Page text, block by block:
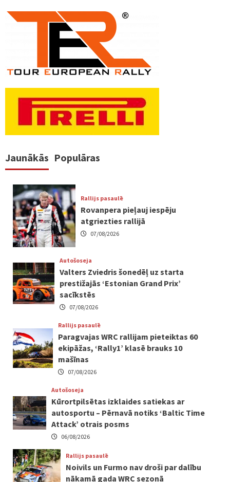
Jaunākās Populāras
Rallijs pasaulē
Rovanpera pieļauj iespēju
atgriezties rallijā
07/08/2026
Autošoseja
Valters Zviedris šonedēļ uz starta
prestižajās ‘Estonian Grand Prix’
sacīkstēs
07/08/2026
Rallijs pasaulē
Paragvajas WRC rallijam pieteiktas 60
ekipāžas, ‘Rally1’ klasē brauks 10
mašīnas
07/08/2026
Autošoseja
Kūrortpilsētas izklaides satiekas ar
autosportu – Pērnavā notiks ‘Baltic Time
Attack’ otrais posms
06/08/2026
Rallijs pasaulē
Noivils un Furmo nav droši par dalību
nākamā gada WRC sezonā